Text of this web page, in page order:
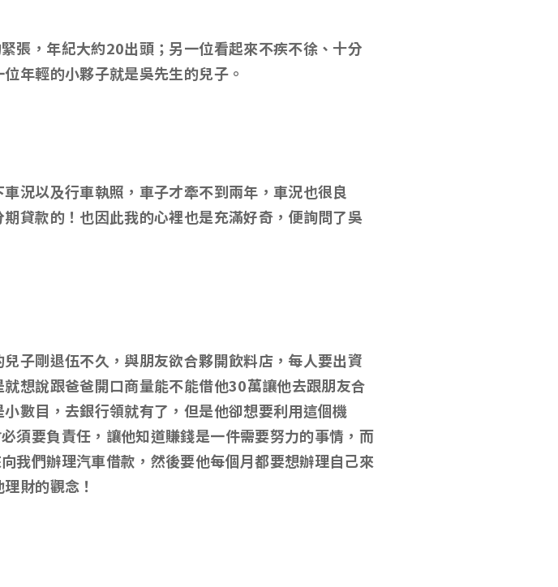
張，年紀大約20出頭；另一位看起來不疾不徐、十分
年輕的小夥子就是吳先生的兒子。
況以及行車執照，車子才牽不到兩年，車況也很良
貸款的！也因此我的心裡也是充滿好奇，便詢問了吳
子剛退伍不久，與朋友欲合夥開飲料店，每人要出資
想說跟爸爸開口商量能不能借他30萬讓他去跟朋友合
數目，去銀行領就有了，但是他卻想要利用這個機
須要負責任，讓他知道賺錢是一件需要努力的事情，而
我們辦理汽車借款，然後要他每個月都要想辦理自己來
財的觀念！